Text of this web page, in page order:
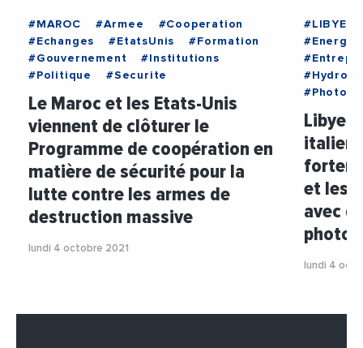
#MAROC #Armee
#Cooperation
#Echanges
#EtatsUnis
#Formation
#Gouvernement
#Institutions
#Politique
#Securite
Le Maroc et les Etats-Unis
viennent de clôturer le
Programme de coopération en
matière de sécurité pour la
lutte contre les armes de
destruction massive
lundi 4 octobre 2021
#LIBYE
#Energie
Libye :
et les
avec
lundi 4